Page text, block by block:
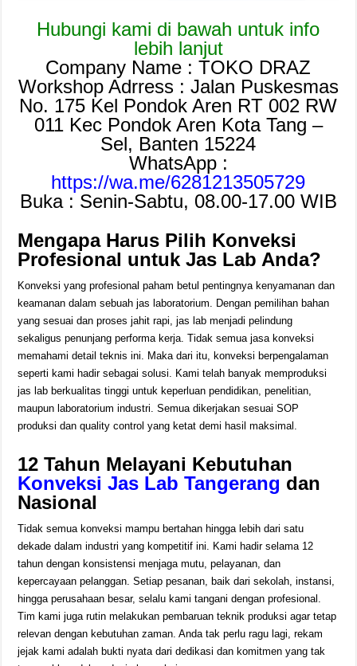
Hubungi kami di bawah untuk info
lebih lanjut
Company Name : TOKO DRAZ
Workshop Adrress : Jalan Puskesmas
No. 175 Kel Pondok Aren RT 002 RW
011 Kec Pondok Aren Kota Tang –
Sel, Banten 15224
WhatsApp :
https://wa.me/6281213505729
Buka : Senin-Sabtu, 08.00-17.00 WIB
Mengapa Harus Pilih Konveksi
Profesional untuk Jas Lab Anda?
Konveksi yang profesional paham betul pentingnya kenyamanan dan
keamanan dalam sebuah jas laboratorium. Dengan pemilihan bahan
yang sesuai dan proses jahit rapi, jas lab menjadi pelindung
sekaligus penunjang performa kerja. Tidak semua jasa konveksi
memahami detail teknis ini. Maka dari itu, konveksi berpengalaman
seperti kami hadir sebagai solusi. Kami telah banyak memproduksi
jas lab berkualitas tinggi untuk keperluan pendidikan, penelitian,
maupun laboratorium industri. Semua dikerjakan sesuai SOP
produksi dan quality control yang ketat demi hasil maksimal.
12 Tahun Melayani Kebutuhan
Konveksi Jas Lab Tangerang dan
Nasional
Tidak semua konveksi mampu bertahan hingga lebih dari satu
dekade dalam industri yang kompetitif ini. Kami hadir selama 12
tahun dengan konsistensi menjaga mutu, pelayanan, dan
kepercayaan pelanggan. Setiap pesanan, baik dari sekolah, instansi,
hingga perusahaan besar, selalu kami tangani dengan profesional.
Tim kami juga rutin melakukan pembaruan teknik produksi agar tetap
relevan dengan kebutuhan zaman. Anda tak perlu ragu lagi, rekam
jejak kami adalah bukti nyata dari dedikasi dan komitmen yang tak